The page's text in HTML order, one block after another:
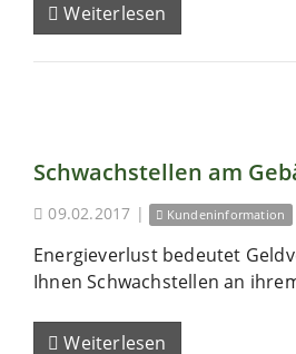
Weiterlesen
Schwachstellen am
09.02.2017 | Kundeninformation
Energieverlust bedeutet
Ihnen Schwachstellen an
Weiterlesen